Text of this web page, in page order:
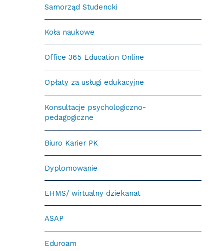
Samorząd Studencki
Koła naukowe
Office 365 Education Online
Opłaty za usługi edukacyjne
Konsultacje psychologiczno-
pedagogiczne
Biuro Karier PK
Dyplomowanie
eHMS/ wirtualny dziekanat
ASAP
Eduroam